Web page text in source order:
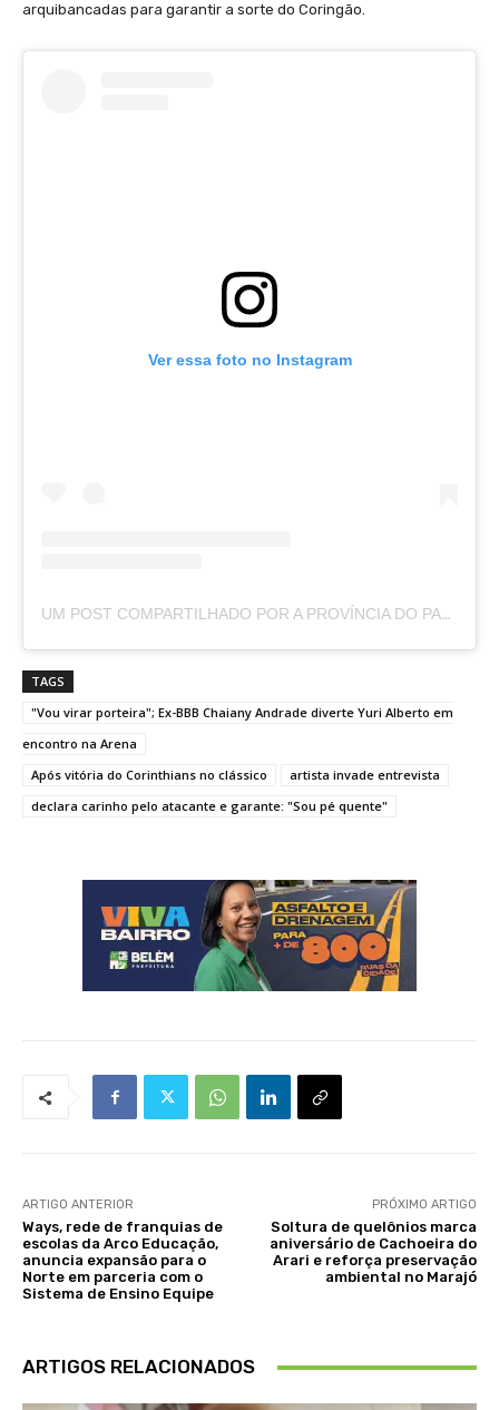
arquibancadas para garantir a sorte do Coringão.
Ver essa foto no Instagram
UM POST COMPARTILHADO POR A PROVÍNCIA DO PARÁ (@APROVINCIADOPARA)
TAGS
"Vou virar porteira"; Ex-BBB Chaiany Andrade diverte Yuri Alberto em
encontro na Arena
Após vitória do Corinthians no clássico
artista invade entrevista
declara carinho pelo atacante e garante: "Sou pé quente"
ARTIGO ANTERIOR
Ways, rede de franquias de
escolas da Arco Educação,
anuncia expansão para o
Norte em parceria com o
Sistema de Ensino Equipe
PRÓXIMO ARTIGO
Soltura de quelônios marca
aniversário de Cachoeira do
Arari e reforça preservação
ambiental no Marajó
ARTIGOS RELACIONADOS